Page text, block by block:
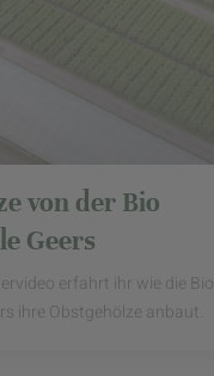
von der Bio
Geers
erfahrt ihr wie die Bio
ihre Obstgehölze anbaut.